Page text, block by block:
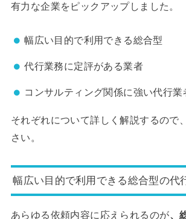
有力な企業をピックアップしました。
幅広い目的で利用できる総合型
代行業務に定評がある業者
コンサルティング関係に強い代行業
それぞれについて詳しく解説するので
さい。
幅広い目的で利用できる総合型の代
あらゆる依頼内容に応えられるのが、